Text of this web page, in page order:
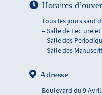
Horaires
Tous les jours sauf
– Salle de Lecture et
– Salle des
– Salle des
Adresse
Boulevard du 9 Avril